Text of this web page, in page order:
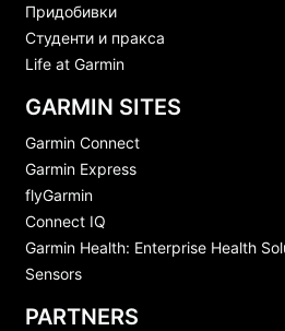
Придобивки
Студенти и пракса
Life at Garmin
GARMIN SITES
Garmin Connect
Garmin Express
flyGarmin
Connect IQ
Garmin Health: Enterprise Health
Sensors
PARTNERS